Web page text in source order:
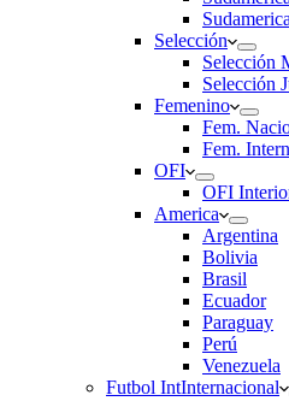
Selección
Selección
Selección
Femenino
Fem.
Fem.
OFI
OFI
America
Argentina
Bolivia
Brasil
Ecuador
Paraguay
Perú
Venezuela
Futbol IntInternacional